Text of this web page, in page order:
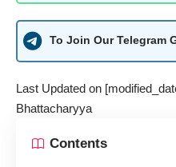
To Join Our Telegram
Last Updated on
Bhattacharyya
Contents